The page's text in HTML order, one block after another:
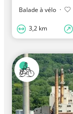
Balade à vélo ·
3,2 km